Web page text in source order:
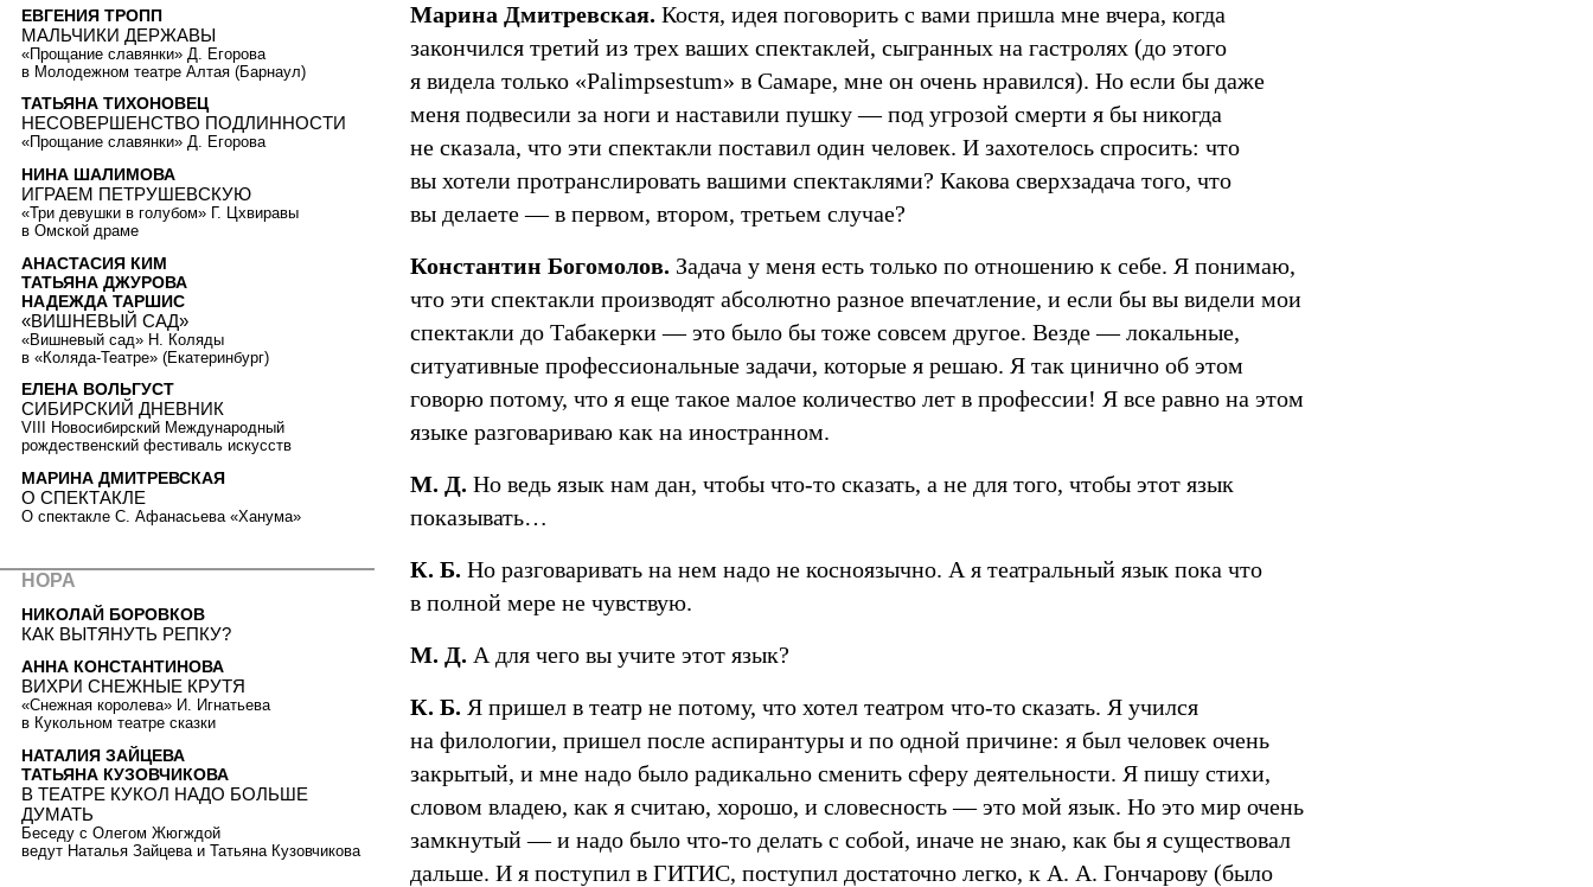
Марина Дмитревская. Костя, идея поговорить с вами пришла мне вчера, когда
закончился третий из трех ваших спектаклей, сыгранных на гастролях (до этого
я видела только «Palimpsestum» в Самаре, мне он очень нравился). Но если бы даже
меня подвесили за ноги и наставили пушку — под угрозой смерти я бы никогда
не сказала, что эти спектакли поставил один человек. И захотелось спросить: что
вы хотели протранслировать вашими спектаклями? Какова сверхзадача того, что
вы делаете — в первом, втором, третьем случае?
Константин Богомолов. Задача у меня есть только по отношению к себе. Я понимаю,
что эти спектакли производят абсолютно разное впечатление, и если бы вы видели мои
спектакли до Табакерки — это было бы тоже совсем другое. Везде — локальные,
ситуативные профессиональные задачи, которые я решаю. Я так цинично об этом
говорю потому, что я еще такое малое количество лет в профессии! Я все равно на этом
языке разговариваю как на иностранном.
М. Д. Но ведь язык нам дан, чтобы что-то сказать, а не для того, чтобы этот язык
показывать…
К. Б. Но разговаривать на нем надо не косноязычно. А я театральный язык пока что
в полной мере не чувствую.
М. Д. А для чего вы учите этот язык?
К. Б. Я пришел в театр не потому, что хотел театром что-то сказать. Я учился
на филологии, пришел после аспирантуры и по одной причине: я был человек очень
закрытый, и мне надо было радикально сменить сферу деятельности. Я пишу стихи,
словом владею, как я считаю, хорошо, и словесность — это мой язык. Но это мир очень
замкнутый — и надо было что-то делать с собой, иначе не знаю, как бы я существовал
дальше. И я поступил в ГИТИС, поступил достаточно легко, к А. А. Гончарову (было
ЕВГЕНИЯ ТРОПП
МАЛЬЧИКИ ДЕРЖАВЫ
«Прощание славянки» Д. Егорова
в Молодежном театре Алтая (Барнаул)
ТАТЬЯНА ТИХОНОВЕЦ
НЕСОВЕРШЕНСТВО ПОДЛИННОСТИ
«Прощание славянки» Д. Егорова
НИНА ШАЛИМОВА
ИГРАЕМ ПЕТРУШЕВСКУЮ
«Три девушки в голубом» Г. Цхвиравы
в Омской драме
АНАСТАСИЯ КИМ
ТАТЬЯНА ДЖУРОВА
НАДЕЖДА ТАРШИС
«ВИШНЕВЫЙ САД»
«Вишневый сад» Н. Коляды
в «Коляда-Театре» (Екатеринбург)
ЕЛЕНА ВОЛЬГУСТ
СИБИРСКИЙ ДНЕВНИК
VIII Новосибирский Международный
рождественский фестиваль искусств
МАРИНА ДМИТРЕВСКАЯ
О СПЕКТАКЛЕ
О спектакле С. Афанасьева «Ханума»
НОРА
НИКОЛАЙ БОРОВКОВ
КАК ВЫТЯНУТЬ РЕПКУ?
АННА КОНСТАНТИНОВА
ВИХРИ СНЕЖНЫЕ КРУТЯ
«Снежная королева» И. Игнатьева
в Кукольном театре сказки
НАТАЛИЯ ЗАЙЦЕВА
ТАТЬЯНА КУЗОВЧИКОВА
В ТЕАТРЕ КУКОЛ НАДО БОЛЬШЕ
ДУМАТЬ
Беседу с Олегом Жюгждой
ведут Наталья Зайцева и Татьяна Кузовчикова